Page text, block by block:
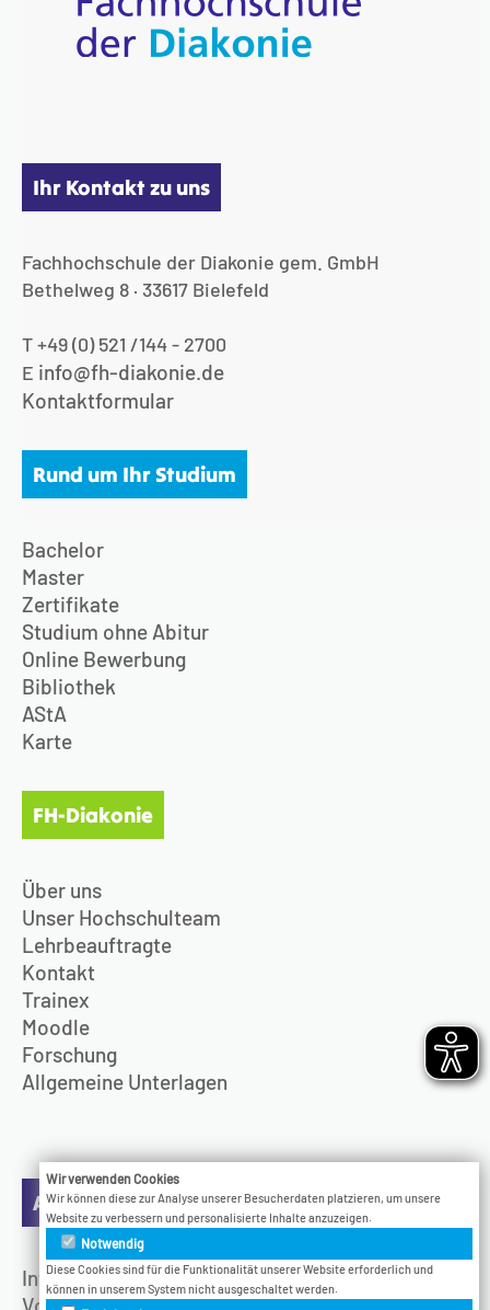
Ihr Kontakt zu uns
Fachhochschule der Diakonie gem. GmbH
Bethelweg 8 · 33617 Bielefeld
T +49 (0) 521 /144 - 2700
E info@fh-diakonie.de
Kontaktformular
Rund um Ihr Studium
Bachelor
Master
Zertifikate
Studium ohne Abitur
Online Bewerbung
Bibliothek
AStA
Karte
FH-Diakonie
Über uns
Unser Hochschulteam
Lehrbeauftragte
Kontakt
Trainex
Moodle
Forschung
Allgemeine Unterlagen
Aktuelles
Infotage
Wir verwenden Cookies
Wir können diese zur Analyse unserer Besucherdaten platzieren, um unsere
Website zu verbessern und personalisierte Inhalte anzuzeigen.
Notwendig
Diese Cookies sind für die Funktionalität unserer Website erforderlich und
können in unserem System nicht ausgeschaltet werden.